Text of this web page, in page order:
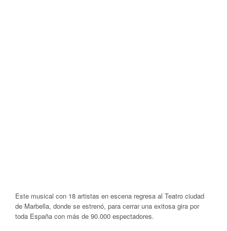
Este musical con 18 artistas en escena regresa al Teatro ciudad
de Marbella, donde se estrenó, para cerrar una exitosa gira por
toda España con más de 90.000 espectadores.